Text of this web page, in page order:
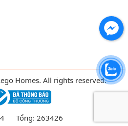
Homes. All rights reserved.
4 Tổng:263426